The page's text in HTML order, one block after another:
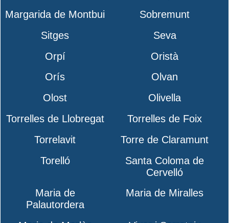
Margarida de Montbui
Sobremunt
Sitges
Seva
Orpí
Oristà
Orís
Olvan
Olost
Olivella
Torrelles de Llobregat
Torrelles de Foix
Torrelavit
Torre de Claramunt
Torelló
Santa Coloma de
Cervelló
Maria de
Palautordera
Maria de Miralles